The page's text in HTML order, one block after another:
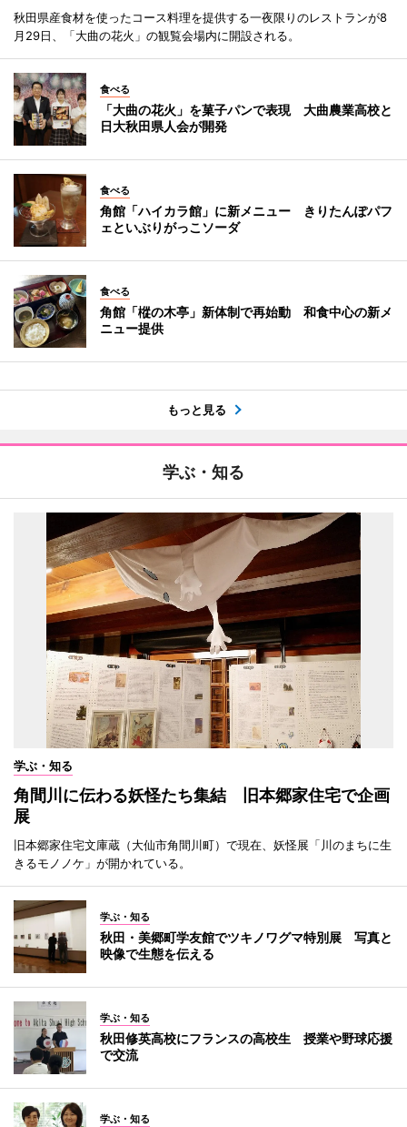
秋田県産食材を使ったコース料理を提供する一夜限りのレストランが8
月29日、「大曲の花火」の観覧会場内に開設される。
食べる
「大曲の花火」を菓子パンで表現 大曲農業高校と
日大秋田県人会が開発
食べる
角館「ハイカラ館」に新メニュー きりたんぽパフ
ェといぶりがっこソーダ
食べる
角館「樅の木亭」新体制で再始動 和食中心の新メ
ニュー提供
もっと見る
学ぶ・知る
学ぶ・知る
角間川に伝わる妖怪たち集結 旧本郷家住宅で企画
展
旧本郷家住宅文庫蔵（大仙市角間川町）で現在、妖怪展「川のまちに生
きるモノノケ」が開かれている。
学ぶ・知る
秋田・美郷町学友館でツキノワグマ特別展 写真と
映像で生態を伝える
学ぶ・知る
秋田修英高校にフランスの高校生 授業や野球応援
で交流
学ぶ・知る